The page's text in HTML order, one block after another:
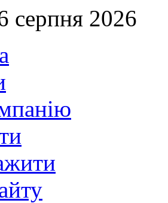
серпня 2026